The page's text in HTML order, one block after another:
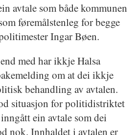
avtale som både kommunen
føremålstenleg for begge
Ingar Bøen.
med har ikkje Halsa
om at dei ikkje
behandling av avtalen.
situasjon for politidistriktet
ein avtale som dei
nok. Innhaldet i avtalen er